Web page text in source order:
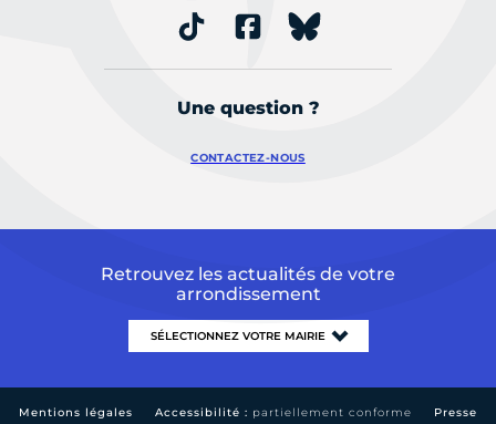
Une question ?
CONTACTEZ-NOUS
Retrouvez les actualités de votre
arrondissement
Mentions légales Accessibilité : partiellement conforme Presse